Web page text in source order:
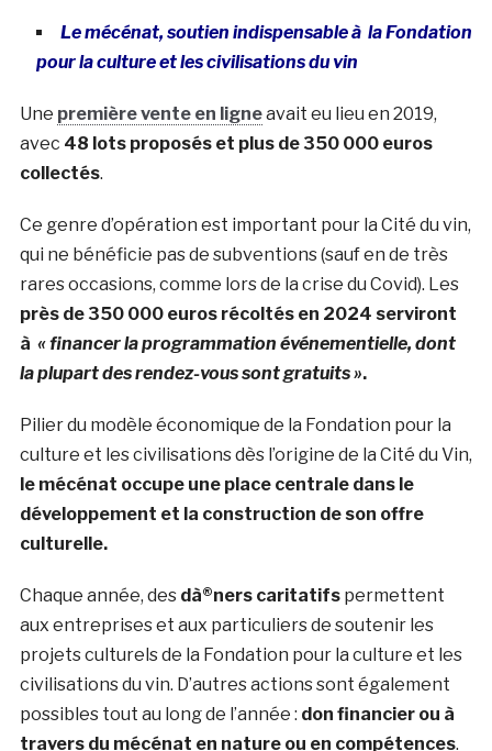
Le mécénat, soutien indispensable à la Fondation
pour la culture et les civilisations du vin
Une première vente en ligneavait eu lieu en 2019,
avec 48 lots proposés et plus de 350 000 euros
collectés.
Ce genre d’opération est important pour la Cité du vin,
qui ne bénéficie pas de subventions (sauf en de très
rares occasions, comme lors de la crise du Covid). Les
près de 350 000 euros récoltés en 2024 serviront
à « financer la programmation événementielle, dont
la plupart des rendez-vous sont gratuits ».
Pilier du modèle économique de la Fondation pour la
culture et les civilisations dès l’origine de la Cité du Vin,
le mécénat occupe une place centrale dans le
développement et la construction de son offre
culturelle.
Chaque année, des dà®ners caritatifspermettent
aux entreprises et aux particuliers de soutenir les
projets culturels de la Fondation pour la culture et les
civilisations du vin. D’autres actions sont également
possibles tout au long de l’année : don financier ou à
travers du mécénat en nature ou en compétences.